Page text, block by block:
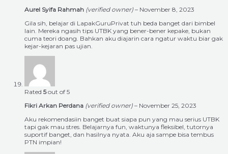
Aurel Syifa Rahmah (verified owner) – November 8, 2023
Gila sih, belajar di LapakGuruPrivat tuh beda banget dari bimbel
lain. Mereka ngasih tips UTBK yang bener-bener kepake, bukan
cuma teori doang. Bahkan aku diajarin cara ngatur waktu biar gak
kejar-kejaran pas ujian.
Rated 5out of 5
Fikri Arkan Perdana (verified owner) – November 25, 2023
Aku rekomendasiin banget buat siapa pun yang mau serius UTBK
tapi gak mau stres. Belajarnya fun, waktunya fleksibel, tutornya
suportif banget, dan hasilnya nyata. Aku aja sampe bisa tembus
PTN impian!